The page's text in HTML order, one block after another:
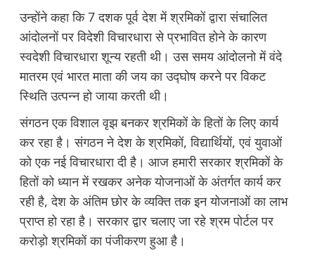
उन्होंने कहा कि 7 दशक पूर्व देश में श्रमिकों द्वारा संचालित
आंदोलनों पर विदेशी विचारधारा से प्रभावित होने के कारण
स्वदेशी विचारधारा शून्य रहती थी। उस समय आंदोलनो में वंदे
मातरम एवं भारत माता की जय का उद्घोष करने पर विकट
स्थिति उत्पन्न हो जाया करती थी।
संगठन एक विशाल वृझ बनकर श्रमिकों के हितों के लिए कार्य
कर रहा है। संगठन ने देश के श्रमिकों, विद्यार्थियों, एवं युवाओं
को एक नई विचारधारा दी है। आज हमारी सरकार श्रमिकों के
हितों को ध्यान में रखकर अनेक योजनाओं के अंतर्गत कार्य कर
रही है, देश के अंतिम छोर के व्यक्ति तक इन योजनाओं का लाभ
प्राप्त हो रहा है। सरकार द्वार चलाए जा रहे श्रम पोर्टल पर
करोड़ो श्रमिकों का पंजीकरण हुआ है।